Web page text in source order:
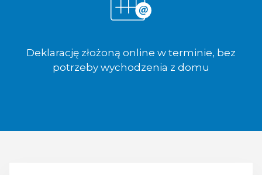
Deklarację złożoną online w terminie, bez
potrzeby wychodzenia z domu